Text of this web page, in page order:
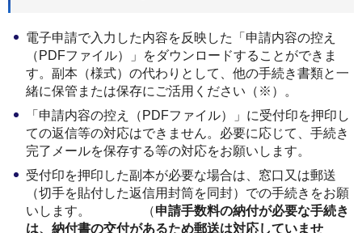
電子申請で入力した内容を反映した「申請内容の控え
（PDFファイル）」をダウンロードすることができま
す。副本（様式）の代わりとして、他の手続き書類と一
緒に保管または保存にご活用ください（※）。
「申請内容の控え（PDFファイル）」に受付印を押印し
ての返信等の対応はできません。必要に応じて、手続き
完了メールを保存する等の対応をお願いします。
受付印を押印した副本が必要な場合は、窓口又は郵送
（切手を貼付した返信用封筒を同封）での手続きをお願
いします。 （申請手数料の納付が必要な手続き
は、納付書の交付があるため郵送は対応していませ